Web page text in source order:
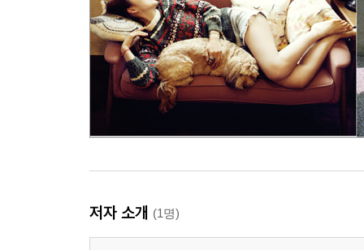
엄마 개의 눈물
하나를 하면 다 한 것
할머니 건강하세요
동물을 진짜 사랑하세요?
여러분을 기다리고 있습니다
4장 풀 만찬 I'm full
채식적응기
저자 소개 (1명)